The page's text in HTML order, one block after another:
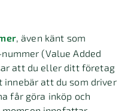
, även känt som
(Value Added
att du eller ditt företag
att du som driver
får göra inköp och